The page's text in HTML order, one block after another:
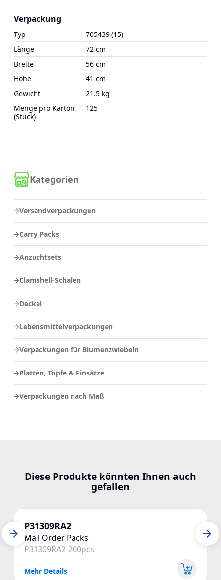
Kategorien
Versandverpackungen
Carry Packs
Anzuchtsets
Clamshell-Schalen
Deckel
Lebensmittelverpackungen
Verpackungen für Blumenzwiebeln
Platten, Töpfe & Einsätze
Verpackungen nach Maß
Verpackung
Typ
705439 (15)
Länge
72 cm
Breite
56 cm
Höhe
41 cm
Gewicht
21.5 kg
Menge pro Karton
(Stück)
125
Diese Produkte könnten Ihnen auch
gefallen
P31309RA2
Mail Order Packs
P31309RA2-200pcs
Mehr Details